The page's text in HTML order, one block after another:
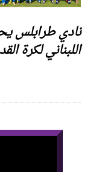
نادي طرابلس
اللبناني لكرة